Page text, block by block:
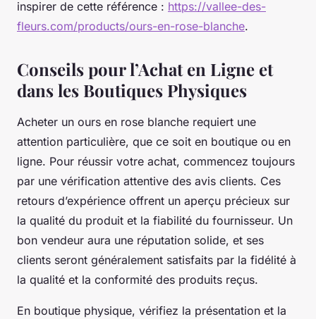
inspirer de cette référence : https://vallee-des-
fleurs.com/products/ours-en-rose-blanche.
Conseils pour l’Achat en Ligne et
dans les Boutiques Physiques
Acheter un ours en rose blanche requiert une
attention particulière, que ce soit en boutique ou en
ligne. Pour réussir votre achat, commencez toujours
par une vérification attentive des avis clients. Ces
retours d’expérience offrent un aperçu précieux sur
la qualité du produit et la fiabilité du fournisseur. Un
bon vendeur aura une réputation solide, et ses
clients seront généralement satisfaits par la fidélité à
la qualité et la conformité des produits reçus.
En boutique physique, vérifiez la présentation et la